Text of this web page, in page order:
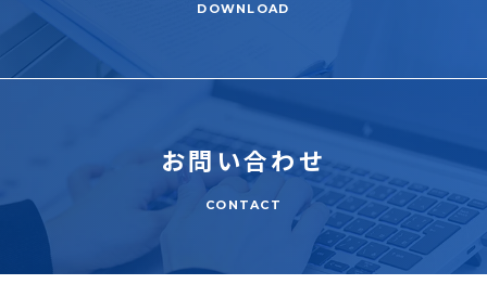
DOWNLOAD
お問い合わせ
CONTACT